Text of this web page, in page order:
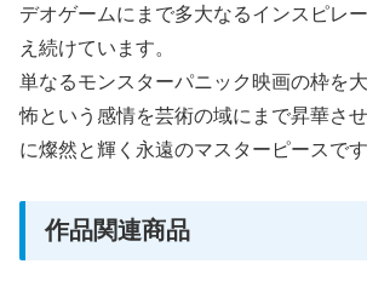
デオゲームにまで多大なるインスピレ
え続けています。
単なるモンスターパニック映画の枠を
怖という感情を芸術の域にまで昇華さ
に燦然と輝く永遠のマスターピースです
作品関連商品